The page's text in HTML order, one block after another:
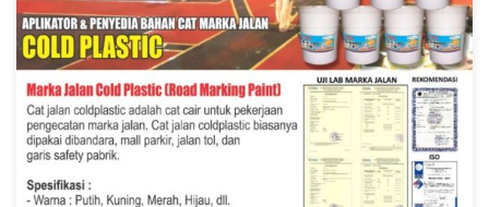
Jual Cat Marka Jalan, Pabrik Cat Marka Jalan, Harga Cat
Marka Jalan, Cat Marka Jalan Murah, Pabrik Jual Cat Marka
Jalan Cat Marka Jalan Murah Harga Pabrik Pabrik Rambu –
Cat marka jalan murah menjadi salah satu peralatan
kelengkapan pembuatan marka jalan cat marka ini digunakan